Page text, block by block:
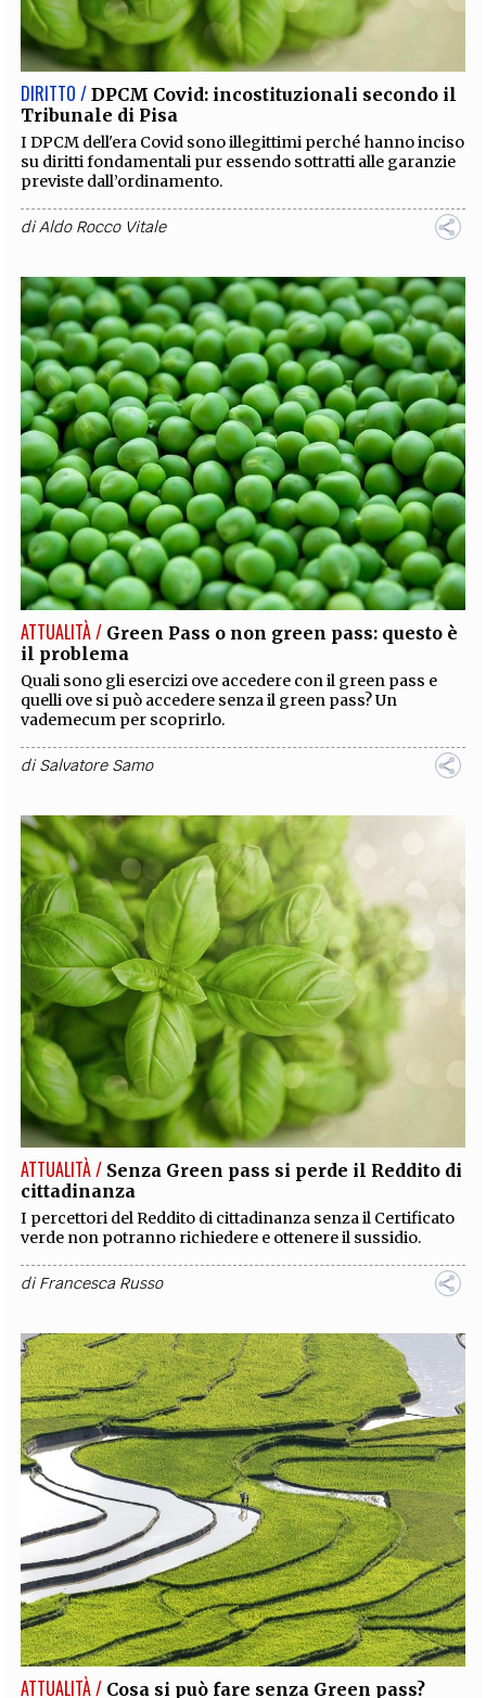
EXTRA
CODICI RUBRICHE LIBRI PROCEEDINGS PUBBLICITÀ
SOCIAL MEDIA
DIRITTO / DPCM Covid: incostituzionali secondo il
Tribunale di Pisa
I DPCM dell'era Covid sono illegittimi perché hanno inciso
su diritti fondamentali pur essendo sottratti alle garanzie
previste dall’ordinamento.
diAldo Rocco Vitale
ATTUALITÀ / Green Pass o non green pass: questo è
il problema
Quali sono gli esercizi ove accedere con il green pass e
quelli ove si può accedere senza il green pass? Un
vademecum per scoprirlo.
diSalvatore Samo
ATTUALITÀ / Senza Green pass si perde il Reddito di
cittadinanza
I percettori del Reddito di cittadinanza senza il Certificato
verde non potranno richiedere e ottenere il sussidio.
diFrancesca Russo
ATTUALITÀ / Cosa si può fare senza Green pass?